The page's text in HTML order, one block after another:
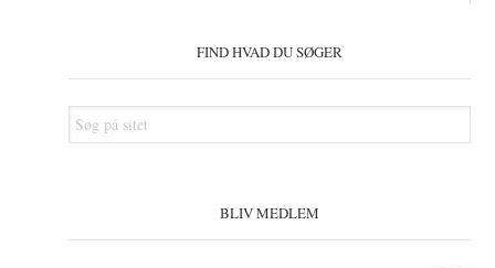
FIND HVAD DU SØGER
Søg
på
BLIV MEDLEM